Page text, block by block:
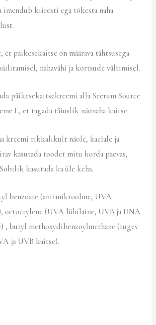
imendub kiiresti ega tõkesta naha
et päikesekaitse on määrava tähtsusega
nahavähi ja kortsude vältimisel.
päikesekaitsekreemi alla Seerum Source
L, et tagada täiuslik näonaha kaitse.
kreemi rikkalikult näole, kaelale ja
kasutada toodet mitu korda päevas,
kasutada ka üle keha.
benzoate (antimikroobne, UVA
octocrylene (UVA lühilaine, UVB ja DNA
, butyl methoxydibenzoylmethane (tugev
ja UVB kaitse).